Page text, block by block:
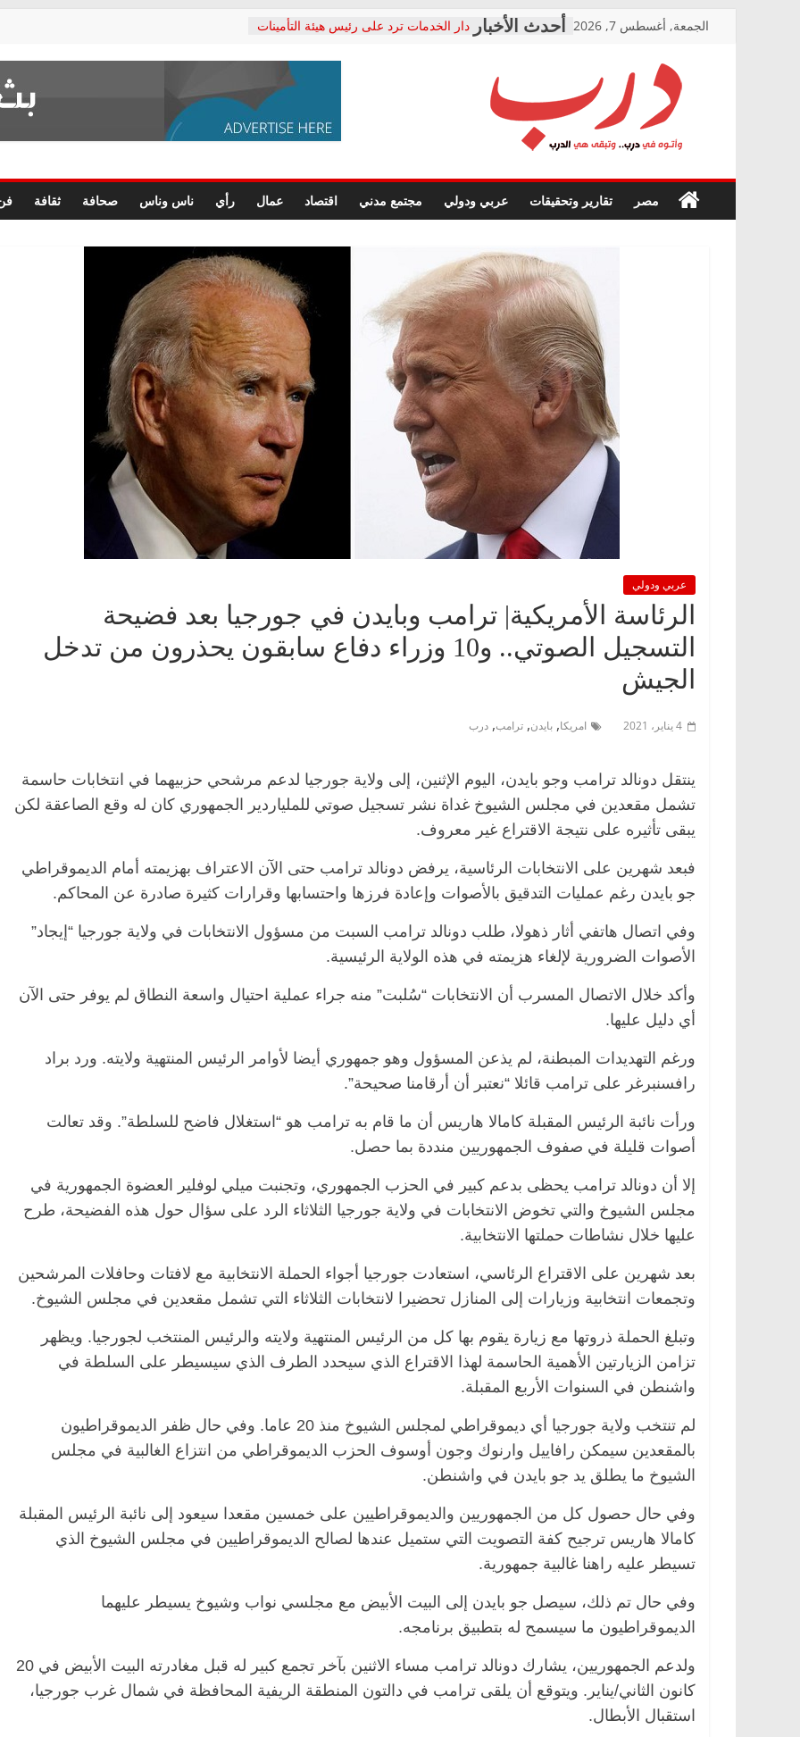
الجمعة, أغسطس 7, 2026
دار الخدمات ترد على رئيس هيئة التأمينات
معاناة أصحاب المعاشات.. ونطالب بكشف
فرحات سليمان يكتب: القطاع الصحي إلى
حزب التحالف الشعبي يطلق لجنة “الحق
صور .. اعتماد الرسومات النهائية للقرار
الوزاري لمدينة الصحفيين.. وانتهاء أعمال
إنشاء المبنى الإداري
متابعة قضية الدكتور محمد زهران.. ويؤكد:
قرينة البراءة وضمانات المحاكمة العادلة
حق أصيل
درب
في
درب..
مصر تقارير وتحقيقات عربي ودولي مجتمع مدني اقتصاد عمال رأي ناس وناس صحافة ثقافة
عربي ودولي
الرئاسة الأمريكية| ترامب وبايدن في جورجيا بعد فضيحة
التسجيل الصوتي.. و10 وزراء دفاع سابقون يحذرون من تدخل
الجيش
4 يناير، 2021 امريكا, بايدن, ترامب, درب
ينتقل دونالد ترامب وجو بايدن، اليوم الإثنين، إلى ولاية جورجيا لدعم مرشحي حزبيهما في انتخابات حاسمة
تشمل مقعدين في مجلس الشيوخ غداة نشر تسجيل صوتي للملياردير الجمهوري كان له وقع الصاعقة لكن
يبقى تأثيره على نتيجة الاقتراع غير معروف.
فبعد شهرين على الانتخابات الرئاسية، يرفض دونالد ترامب حتى الآن الاعتراف بهزيمته أمام الديموقراطي
جو بايدن رغم عمليات التدقيق بالأصوات وإعادة فرزها واحتسابها وقرارات كثيرة صادرة عن المحاكم.
وفي اتصال هاتفي أثار ذهولا، طلب دونالد ترامب السبت من مسؤول الانتخابات في ولاية جورجيا “إيجاد”
الأصوات الضرورية لإلغاء هزيمته في هذه الولاية الرئيسية.
وأكد خلال الاتصال المسرب أن الانتخابات “سُلبت” منه جراء عملية احتيال واسعة النطاق لم يوفر حتى الآن
أي دليل عليها.
ورغم التهديدات المبطنة، لم يذعن المسؤول وهو جمهوري أيضا لأوامر الرئيس المنتهية ولايته. ورد براد
رافسنبرغر على ترامب قائلا “نعتبر أن أرقامنا صحيحة”.
ورأت نائبة الرئيس المقبلة كامالا هاريس أن ما قام به ترامب هو “استغلال فاضح للسلطة”. وقد تعالت
أصوات قليلة في صفوف الجمهوريين منددة بما حصل.
إلا أن دونالد ترامب يحظى بدعم كبير في الحزب الجمهوري، وتجنبت ميلي لوفلير العضوة الجمهورية في
مجلس الشيوخ والتي تخوض الانتخابات في ولاية جورجيا الثلاثاء الرد على سؤال حول هذه الفضيحة، طرح
عليها خلال نشاطات حملتها الانتخابية.
بعد شهرين على الاقتراع الرئاسي، استعادت جورجيا أجواء الحملة الانتخابية مع لافتات وحافلات المرشحين
وتجمعات انتخابية وزيارات إلى المنازل تحضيرا لانتخابات الثلاثاء التي تشمل مقعدين في مجلس الشيوخ.
وتبلغ الحملة ذروتها مع زيارة يقوم بها كل من الرئيس المنتهية ولايته والرئيس المنتخب لجورجيا. ويظهر
تزامن الزيارتين الأهمية الحاسمة لهذا الاقتراع الذي سيحدد الطرف الذي سيسيطر على السلطة في
واشنطن في السنوات الأربع المقبلة.
لم تنتخب ولاية جورجيا أي ديموقراطي لمجلس الشيوخ منذ 20 عاما. وفي حال ظفر الديموقراطيون
بالمقعدين سيمكن رافاييل وارنوك وجون أوسوف الحزب الديموقراطي من انتزاع الغالبية في مجلس
الشيوخ ما يطلق يد جو بايدن في واشنطن.
وفي حال حصول كل من الجمهوريين والديموقراطيين على خمسين مقعدا سيعود إلى نائبة الرئيس المقبلة
كامالا هاريس ترجيح كفة التصويت التي ستميل عندها لصالح الديموقراطيين في مجلس الشيوخ الذي
تسيطر عليه راهنا غالبية جمهورية.
وفي حال تم ذلك، سيصل جو بايدن إلى البيت الأبيض مع مجلسي نواب وشيوخ يسيطر عليهما
الديموقراطيون ما سيسمح له بتطبيق برنامجه.
ولدعم الجمهوريين، يشارك دونالد ترامب مساء الاثنين بآخر تجمع كبير له قبل مغادرته البيت الأبيض في 20
كانون الثاني/يناير. ويتوقع أن يلقى ترامب في دالتون المنطقة الريفية المحافظة في شمال غرب جورجيا،
استقبال الأبطال.
الرئيسية مصر ناس وناس
مقعد شاغر على مائدة الإفطار.. يحيى
21 فبراير، 2026
الرئيسية ناس وناس
في ذكرى رحيله.. د. نور فرحات فقيه
قانوني دافع عن قضايا الوطن وانحاز
26 يناير، 2026
ناس وناس
د. عبدالخالق فاروق.. خبير اقتصادي
يحتفل بذكرى ميلاده وحيداً على أبواب